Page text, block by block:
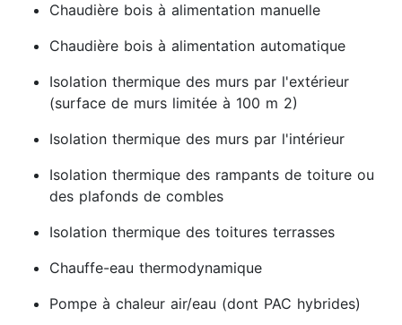
Chaudière bois à alimentation manuelle
Chaudière bois à alimentation automatique
Isolation thermique des murs par l'extérieur
(surface de murs limitée à 100 m 2)
Isolation thermique des murs par l'intérieur
Isolation thermique des rampants de toiture ou
des plafonds de combles
Isolation thermique des toitures terrasses
Chauffe-eau thermodynamique
Pompe à chaleur air/eau (dont PAC hybrides)